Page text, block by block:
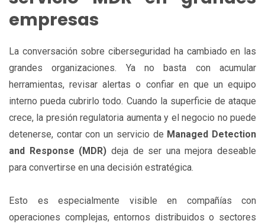
empresas
La conversación sobre ciberseguridad ha cambiado en las
grandes organizaciones. Ya no basta con acumular
herramientas, revisar alertas o confiar en que un equipo
interno pueda cubrirlo todo. Cuando la superficie de ataque
crece, la presión regulatoria aumenta y el negocio no puede
detenerse, contar con un servicio de Managed Detection
and Response (MDR) deja de ser una mejora deseable
para convertirse en una decisión estratégica.
Esto es especialmente visible en compañías con
operaciones complejas, entornos distribuidos o sectores